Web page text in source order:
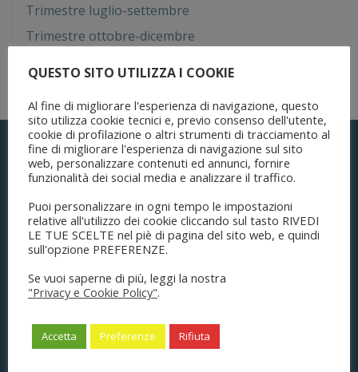
Trimestre luglio-settembre
Trimestre ottobre-dicembre
Pubblicato il:19/03/2025 10:33
Ultimo aggiornamento:19/03/2025 13:04
ORDINE DEGLI AVVOCATI
di Modena
QUESTO SITO UTILIZZA I COOKIE
Al fine di migliorare l'esperienza di navigazione, questo
sito utilizza cookie tecnici e, previo consenso dell'utente,
cookie di profilazione o altri strumenti di tracciamento al
fine di migliorare l'esperienza di navigazione sul sito
web, personalizzare contenuti ed annunci, fornire
funzionalità dei social media e analizzare il traffico.
Puoi personalizzare in ogni tempo le impostazioni
relative all'utilizzo dei cookie cliccando sul tasto RIVEDI
LE TUE SCELTE nel piè di pagina del sito web, e quindi
sull'opzione PREFERENZE.
Se vuoi saperne di più, leggi la nostra
"Privacy e Cookie Policy".
Accetta Preferenze Rifiuta